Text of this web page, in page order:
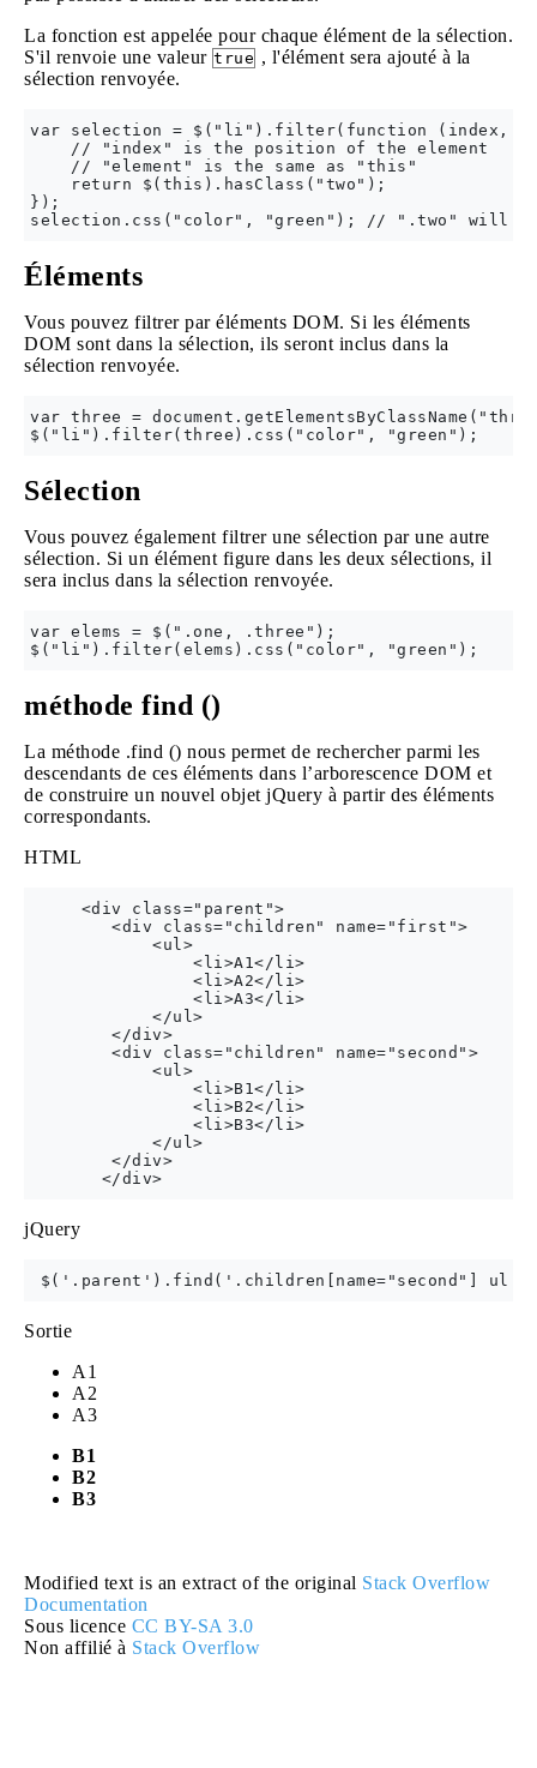
La fonction est appelée pour chaque élément de la sélection.
S'il renvoie une valeur true , l'élément sera ajouté à la
sélection renvoyée.
var selection = $("li").filter(function (index,
    // "index" is the position of the element
    // "element" is the same as "this"
    return $(this).hasClass("two");
});
Éléments
Vous pouvez filtrer par éléments DOM. Si les éléments
DOM sont dans la sélection, ils seront inclus dans la
sélection renvoyée.
var three =
Sélection
Vous pouvez également filtrer une sélection par une autre
sélection. Si un élément figure dans les deux sélections, il
sera inclus dans la sélection renvoyée.
var elems = $(".one, .three");
méthode find ()
La méthode .find () nous permet de rechercher parmi les
descendants de ces éléments dans l’arborescence DOM et
de construire un nouvel objet jQuery à partir des éléments
correspondants.
HTML
     <div class="parent">
        <div class="children" name="first">
            <ul>
                <li>A1</li>
                <li>A2</li>
                <li>A3</li>
            </ul>
        </div>
        <div class="children" name="second">
            <ul>
                <li>B1</li>
                <li>B2</li>
                <li>B3</li>
            </ul>
        </div>
jQuery
Sortie
A1
A2
A3
B1
B2
B3
Modified text is an extract of the original Stack Overflow
Documentation
Sous licence CC BY-SA 3.0
Non affilié à Stack Overflow